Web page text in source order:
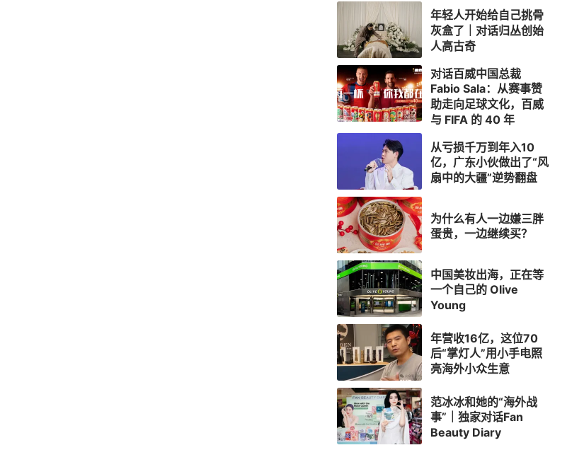
年轻人开始给自己挑骨
灰盒了｜对话归丛创始
人高古奇
对话百威中国总裁
Fabio Sala：从赛事赞
助走向足球文化，百威
与 FIFA 的 40 年
从亏损千万到年入10
亿，广东小伙做出了“风
扇中的大疆”逆势翻盘
为什么有人一边嫌三胖
蛋贵，一边继续买？
中国美妆出海，正在等
一个自己的 Olive
Young
年营收16亿，这位70
后“掌灯人”用小手电照
亮海外小众生意
范冰冰和她的“海外战
事”｜独家对话Fan
Beauty Diary